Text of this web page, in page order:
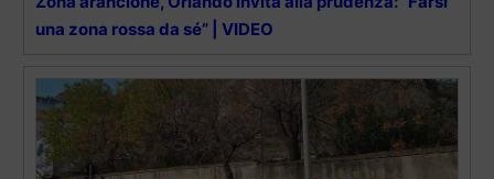
una zona rossa da sé” | VIDEO